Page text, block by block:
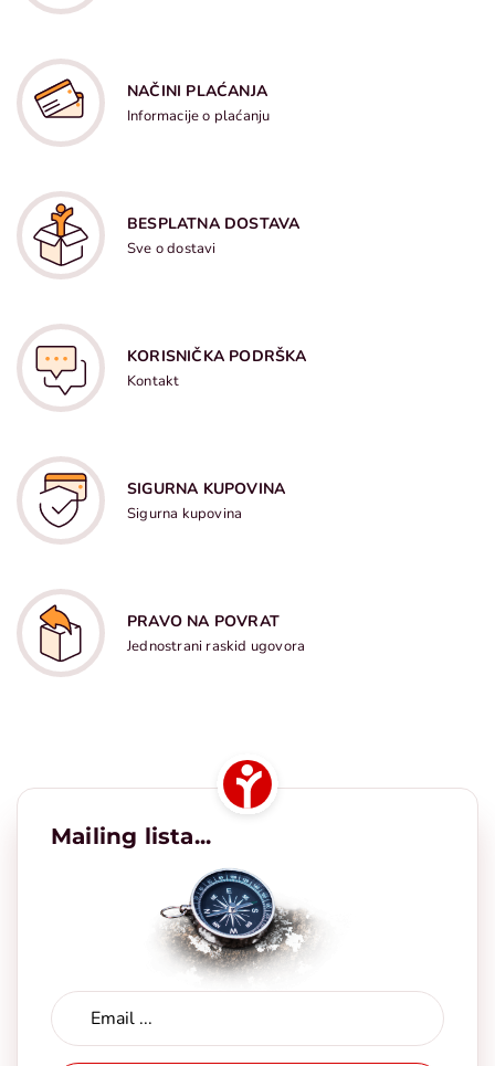
NAČINI PLAĆANJA
Informacije o plaćanju
BESPLATNA DOSTAVA
Sve o dostavi
KORISNIČKA PODRŠKA
Kontakt
SIGURNA KUPOVINA
Sigurna kupovina
PRAVO NA POVRAT
Jednostrani raskid ugovora
Mailing lista...